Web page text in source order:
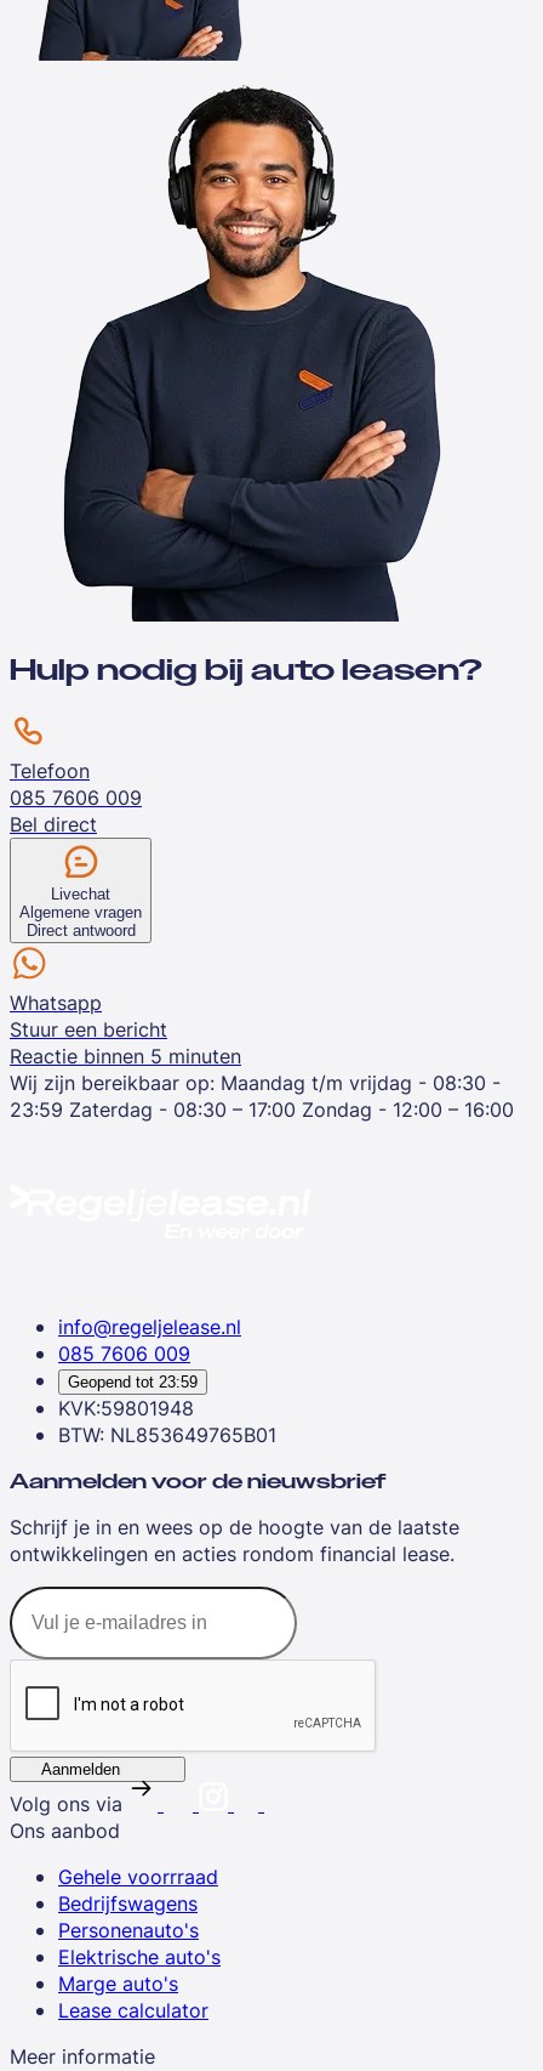
Hulp nodig bij auto leasen?
Telefoon
085 7606 009
Bel direct
Livechat
Algemene vragen
Direct antwoord
Whatsapp
Stuur een bericht
Reactie binnen 5 minuten
Wij zijn bereikbaar op: Maandag t/m vrijdag - 08:30 -
23:59 Zaterdag - 08:30 – 17:00 Zondag - 12:00 – 16:00
info@regeljelease.nl
085 7606 009
Geopend tot 23:59
KVK:59801948
BTW: NL853649765B01
Aanmelden voor de nieuwsbrief
Schrijf je in en wees op de hoogte van de laatste
ontwikkelingen en acties rondom financial lease.
Aanmelden
Volg ons via
Ons aanbod
Gehele voorrraad
Bedrijfswagens
Personenauto's
Elektrische auto's
Marge auto's
Lease calculator
Meer informatie